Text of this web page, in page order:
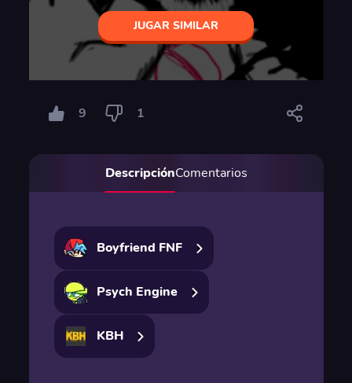
JUGAR SIMILAR
9 1
DescripciónComentarios
Boyfriend FNF
Psych Engine
KBH